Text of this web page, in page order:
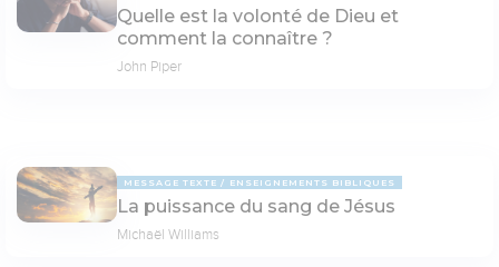
Quelle est la volonté de Dieu et
comment la connaître ?
John Piper
MESSAGE TEXTE ENSEIGNEMENTS BIBLIQUES
La puissance du sang de Jésus
Michaël Williams